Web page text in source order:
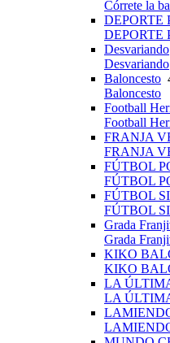
Córrete la
DEPORTE
DEPORTE
Desvariando
Desvariando
Baloncesto
Baloncesto
Football
Football
FRANJA
FRANJA
FÚTBOL
FÚTBOL
FÚTBOL
FÚTBOL
Grada
Grada
KIKO
KIKO
LA
LA